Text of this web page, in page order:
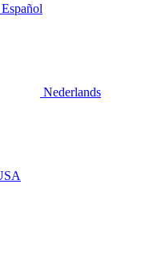
Español
Nederlands